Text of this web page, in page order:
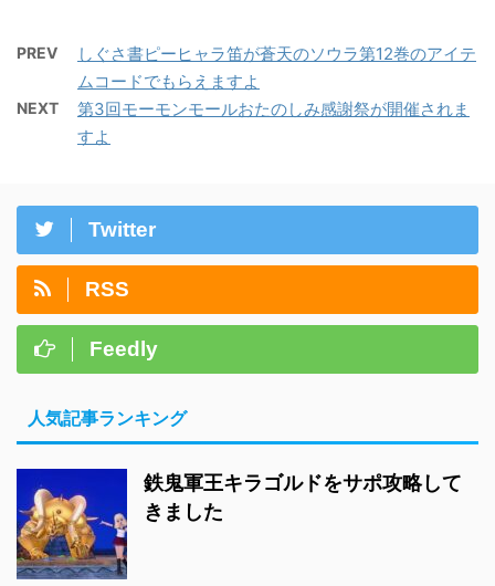
PREV
しぐさ書ピーヒャラ笛が蒼天のソウラ第12巻のアイテ
ムコードでもらえますよ
NEXT
第3回モーモンモールおたのしみ感謝祭が開催されま
すよ
Twitter
RSS
Feedly
人気記事ランキング
鉄鬼軍王キラゴルドをサポ攻略して
きました